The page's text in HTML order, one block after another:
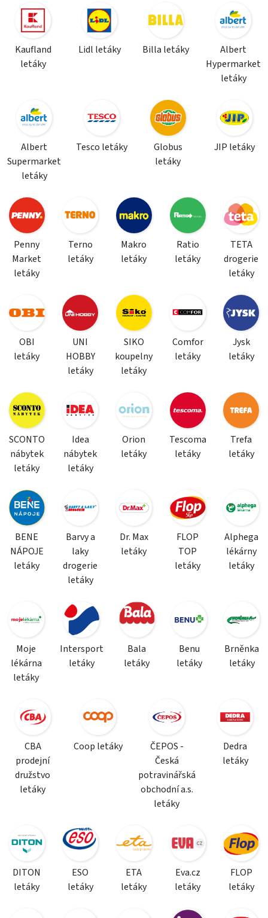
Kaufland
letáky
Lidl letáky Billa letáky
Albert
Hypermarket
letáky
Albert
Supermarket
letáky
Tesco letáky
Globus
letáky
JIP letáky
Penny
Market
letáky
Terno
letáky
Makro
letáky
Ratio
letáky
TETA
drogerie
letáky
OBI
letáky
UNI
HOBBY
letáky
SIKO
koupelny
letáky
Comfor
letáky
Jysk
letáky
SCONTO
nábytek
letáky
Idea
nábytek
letáky
Orion
letáky
Tescoma
letáky
Trefa
letáky
BENE
NÁPOJE
letáky
Barvy a
laky
drogerie
letáky
Dr. Max
letáky
FLOP
TOP
letáky
Alphega
lékárny
letáky
Moje
lékárna
letáky
Intersport
letáky
Bala
letáky
Benu
letáky
Brněnka
letáky
CBA
prodejní
družstvo
letáky
Coop letáky
ČEPOS -
Česká
potravinářská
obchodní a.s.
letáky
Dedra
letáky
DITON
letáky
ESO
letáky
ETA
letáky
Eva.cz
letáky
FLOP
letáky